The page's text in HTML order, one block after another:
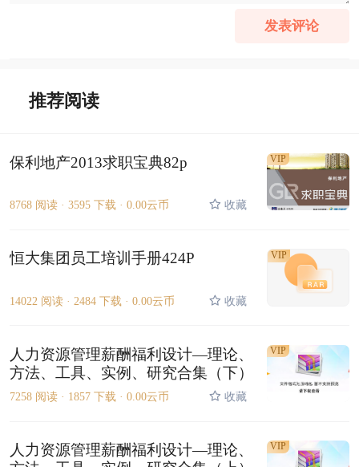
发表评论
推荐阅读
保利地产2013求职宝典82p
8768 阅读 · 3595 下载 · 0.00云币 收藏
VIP
恒大集团员工培训手册424P
14022 阅读 · 2484 下载 · 0.00云币 收藏
VIP
人力资源管理薪酬福利设计—理论、
方法、工具、实例、研究合集（下）
7258 阅读 · 1857 下载 · 0.00云币 收藏
VIP
人力资源管理薪酬福利设计—理论、
VIP